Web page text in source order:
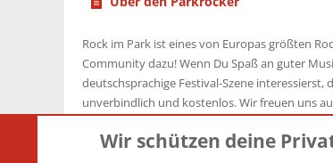
Rock im Park ist eines von Europas größten
Community dazu! Wenn Du Spaß an guter
deutschsprachige Festival-Szene interessierst,
unverbindlich und kostenlos. Wir freuen uns
Wir schützen deine